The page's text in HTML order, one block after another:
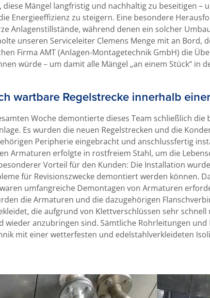
diese Mängel langfristig und nachhaltig zu beseitigen –
Energieeffizienz zu steigern. Eine besondere
Anlagenstillstände, während denen ein solcher
unseren Serviceleiter Clemens Menge mit an Bord,
Firma AMT (Anlagen-Montagetechnik GmbH) die
würde – um damit alle Mängel „an einem Stück“ in
wartbare Regelstrecke innerhalb
Woche demontierte dieses Team schließlich
Es wurden die neuen Regelstrecken und die
Peripherie eingebracht und anschlussfertig
Armaturen erfolgte in rostfreiem Stahl, um die
Vorteil für den Kunden: Die Installation
für Revisionszwecke demontiert werden können.
umfangreiche Demontagen von Armaturen
die Armaturen und die dazugehörigen
die aufgrund von Klettverschlüssen sehr
wieder anzubringen sind. Sämtliche Rohrleitungen
mit einer wetterfesten und edelstahlverkleideten